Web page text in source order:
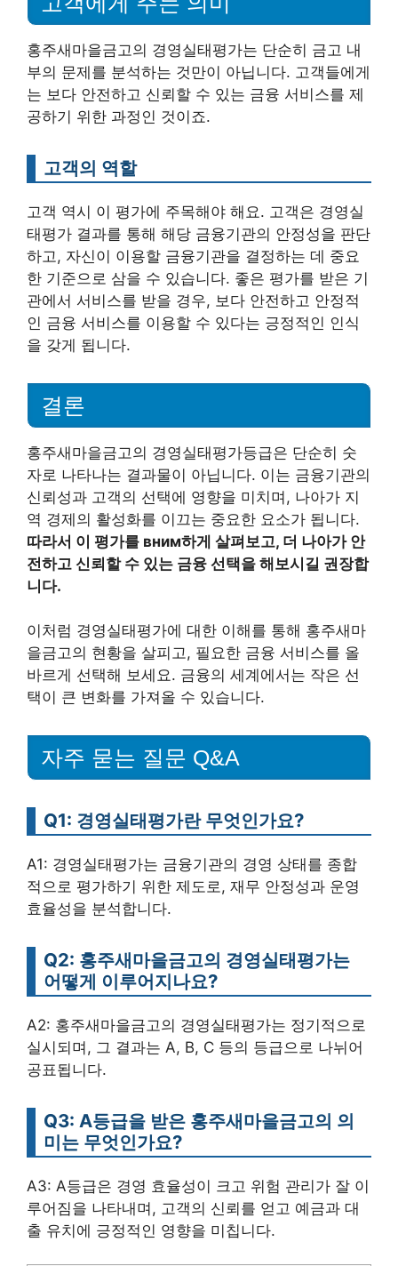
홍주새마을금고의 경영실태평가는 단순히 금고 내
부의 문제를 분석하는 것만이 아닙니다. 고객들에게
는 보다 안전하고 신뢰할 수 있는 금융 서비스를 제
공하기 위한 과정인 것이죠.
고객의 역할
고객 역시 이 평가에 주목해야 해요. 고객은 경영실
태평가 결과를 통해 해당 금융기관의 안정성을 판단
하고, 자신이 이용할 금융기관을 결정하는 데 중요
한 기준으로 삼을 수 있습니다. 좋은 평가를 받은 기
관에서 서비스를 받을 경우, 보다 안전하고 안정적
인 금융 서비스를 이용할 수 있다는 긍정적인 인식
을 갖게 됩니다.
결론
홍주새마을금고의 경영실태평가등급은 단순히 숫
자로 나타나는 결과물이 아닙니다. 이는 금융기관의
신뢰성과 고객의 선택에 영향을 미치며, 나아가 지
역 경제의 활성화를 이끄는 중요한 요소가 됩니다.
따라서 이 평가를 вним하게 살펴보고, 더 나아가 안
전하고 신뢰할 수 있는 금융 선택을 해보시길 권장합
니다.
이처럼 경영실태평가에 대한 이해를 통해 홍주새마
을금고의 현황을 살피고, 필요한 금융 서비스를 올
바르게 선택해 보세요. 금융의 세계에서는 작은 선
택이 큰 변화를 가져올 수 있습니다.
자주 묻는 질문 Q&A
Q1: 경영실태평가란 무엇인가요?
A1: 경영실태평가는 금융기관의 경영 상태를 종합
적으로 평가하기 위한 제도로, 재무 안정성과 운영
효율성을 분석합니다.
Q2: 홍주새마을금고의 경영실태평가는
어떻게 이루어지나요?
A2: 홍주새마을금고의 경영실태평가는 정기적으로
실시되며, 그 결과는 A, B, C 등의 등급으로 나뉘어
공표됩니다.
Q3: A등급을 받은 홍주새마을금고의 의
미는 무엇인가요?
A3: A등급은 경영 효율성이 크고 위험 관리가 잘 이
루어짐을 나타내며, 고객의 신뢰를 얻고 예금과 대
출 유치에 긍정적인 영향을 미칩니다.